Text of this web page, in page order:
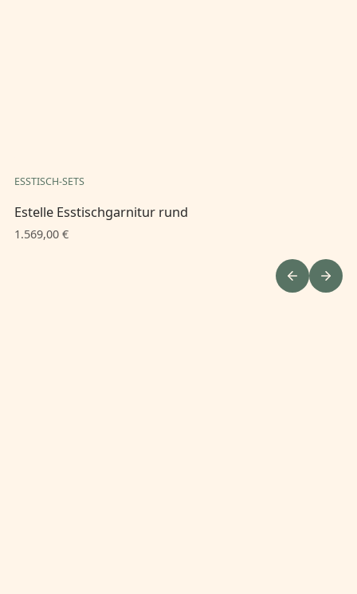
ESSTISCH-SETS
Estelle Esstischgarnitur rund
1.569,00 €